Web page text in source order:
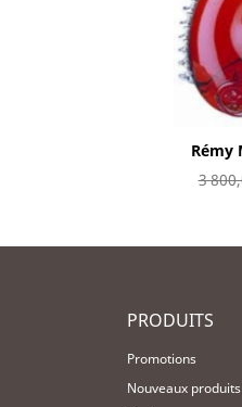
Rémy
3

PRODUITS
Promotions
Nouveaux produits